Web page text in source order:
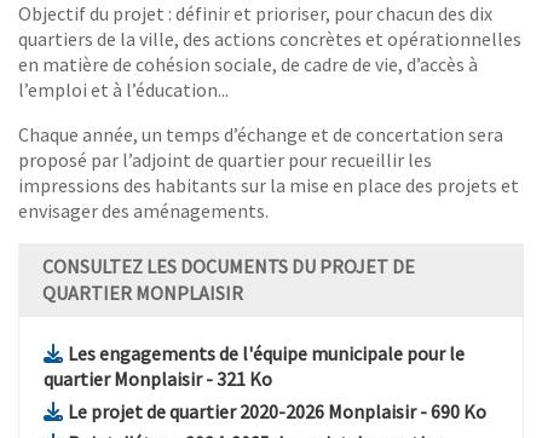
Objectif du projet : définir et prioriser, pour chacun des dix
quartiers de la ville, des actions concrètes et opérationnelles
en matière de cohésion sociale, de cadre de vie, d’accès à
l’emploi et à l’éducation...
Chaque année, un temps d’échange et de concertation sera
proposé par l’adjoint de quartier pour recueillir les
impressions des habitants sur la mise en place des projets et
envisager des aménagements.
CONSULTEZ LES DOCUMENTS DU PROJET DE
QUARTIER MONPLAISIR
Les engagements de l'équipe municipale pour le
quartier Monplaisir, Fichier au format Pdf
- 321 Ko, Ouvre une nouvelle fenêtre
Le projet de quartier 2020-2026 Monplaisir, Fichier au
- 690 Ko,